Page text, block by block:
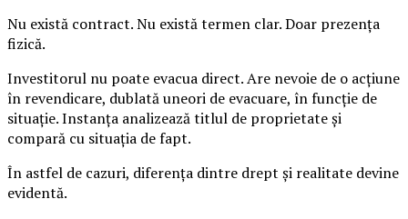
Nu există contract. Nu există termen clar. Doar prezența
fizică.
Investitorul nu poate evacua direct. Are nevoie de o acțiune
în revendicare, dublată uneori de evacuare, în funcție de
situație. Instanța analizează titlul de proprietate și
compară cu situația de fapt.
În astfel de cazuri, diferența dintre drept și realitate devine
evidentă.